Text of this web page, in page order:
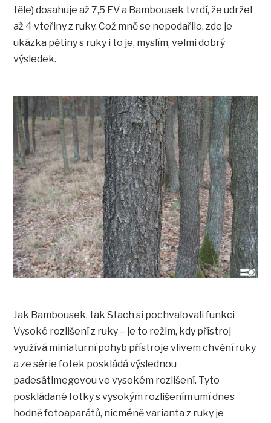
těle) dosahuje až 7,5 EV a Bambousek tvrdí, že udržel
až 4 vteřiny z ruky. Což mně se nepodařilo, zde je
ukázka pětiny s ruky i to je, myslím, velmi dobrý
výsledek.
Jak Bambousek, tak Stach si pochvalovali funkci
Vysoké rozlišení z ruky – je to režim, kdy přístroj
využívá miniaturní pohyb přístroje vlivem chvění ruky
a ze série fotek poskládá výslednou
padesátimegovou ve vysokém rozlišení. Tyto
poskládané fotky s vysokým rozlišením umí dnes
hodně fotoaparátů, nicméně varianta z ruky je